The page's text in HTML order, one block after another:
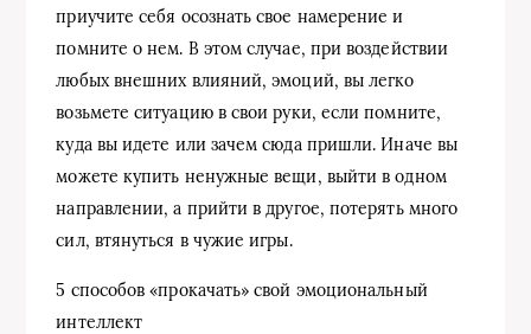
приучите себя осознать свое намерение и
помните о нем. В этом случае, при воздействии
любых внешних влияний, эмоций, вы легко
возьмете ситуацию в свои руки, если помните,
куда вы идете или зачем сюда пришли. Иначе вы
можете купить ненужные вещи, выйти в одном
направлении, а прийти в другое, потерять много
сил, втянуться в чужие игры.
5 способов «прокачать» свой эмоциональный
интеллект